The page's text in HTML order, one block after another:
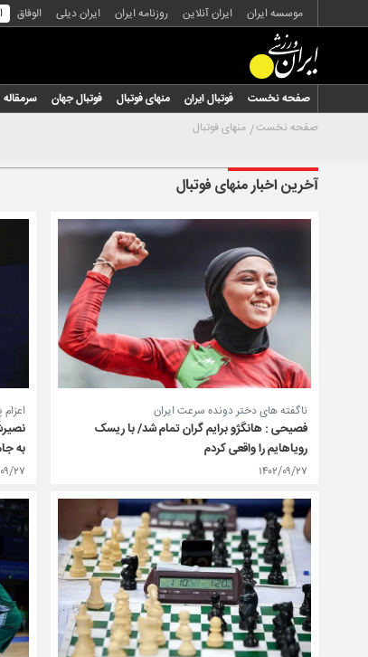
موسسه ایران ایران آنلاین روزنامه ایران ایران دیلی الوفاق
صفحه نخست فوتبال ایران منهای فوتبال فوتبال جهان سرمقاله
صفحه نخست منهای فوتبال
آخرین اخبار منهای فوتبال
ناگفته های دختر دونده سرعت ایران
فصیحی : هانگژو برایم گران تمام شد/ با ریسک
رویاهایم را واقعی کردم
۱۴۰۲/۰۹/۲۷
به